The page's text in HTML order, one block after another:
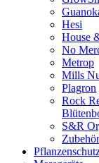
Hesi
House
No
Metrop
Mills
Plagron
Rock
S&R